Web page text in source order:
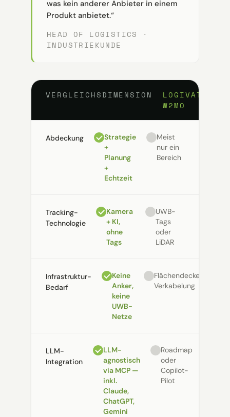
was kein anderer Anbieter in einem
Produkt anbietet.“
HEAD OF LOGISTICS ·
INDUSTRIE­KUNDE
VERGLEICHSDIMENSION
LOGIVATIONS
W2MO
Abdeckung
Strategie
+
Planung
+
Echtzeit
Meist
nur ein
Bereich
Tracking-
Technologie
Kamera
+ KI,
ohne
Tags
UWB-
Tags
oder
LiDAR
Infrastruktur-
Bedarf
Keine
Anker,
keine
UWB-
Netze
Flächendeckende
Verkabelung
LLM-
Integration
LLM-
agnostisch
via MCP —
inkl.
Claude,
ChatGPT,
Gemini
Roadmap
oder
Copilot-
Pilot